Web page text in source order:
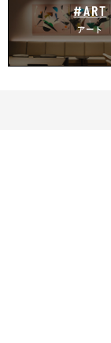
#ART
アート